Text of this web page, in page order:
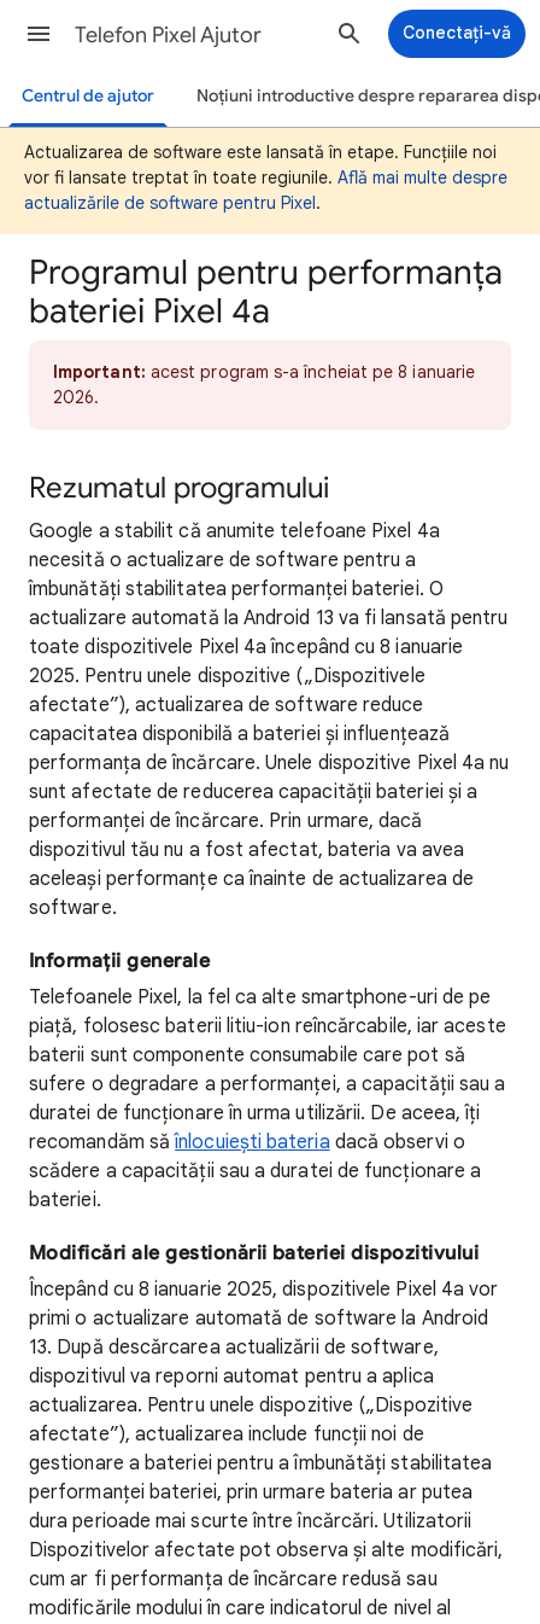
Telefon Pixel Ajutor Conectați-vă
Centrul de ajutor Noțiuni introductive despre repararea
Actualizarea de software este lansată în etape. Funcțiile noi
vor fi lansate treptat în toate regiunile. Află mai multe despre
actualizările de software pentru Pixel.
Programul pentru performanța
bateriei Pixel 4a
Important: acest program s-a încheiat pe 8 ianuarie
2026.
Rezumatul programului
Google a stabilit că anumite telefoane Pixel 4a
necesită o actualizare de software pentru a
îmbunătăți stabilitatea performanței bateriei. O
actualizare automată la Android 13 va fi lansată pentru
toate dispozitivele Pixel 4a începând cu 8 ianuarie
2025. Pentru unele dispozitive („Dispozitivele
afectate”), actualizarea de software reduce
capacitatea disponibilă a bateriei și influențează
performanța de încărcare. Unele dispozitive Pixel 4a nu
sunt afectate de reducerea capacității bateriei și a
performanței de încărcare. Prin urmare, dacă
dispozitivul tău nu a fost afectat, bateria va avea
aceleași performanțe ca înainte de actualizarea de
software.
Informații generale
Telefoanele Pixel, la fel ca alte smartphone-uri de pe
piață, folosesc baterii litiu-ion reîncărcabile, iar aceste
baterii sunt componente consumabile care pot să
sufere o degradare a performanței, a capacității sau a
duratei de funcționare în urma utilizării. De aceea, îți
recomandăm săînlocuiești bateria dacă observi o
scădere a capacității sau a duratei de funcționare a
bateriei.
Modificări ale gestionării bateriei dispozitivului
Începând cu 8 ianuarie 2025, dispozitivele Pixel 4a vor
primi o actualizare automată de software la Android
13. După descărcarea actualizării de software,
dispozitivul va reporni automat pentru a aplica
actualizarea. Pentru unele dispozitive („Dispozitive
afectate”), actualizarea include funcții noi de
gestionare a bateriei pentru a îmbunătăți stabilitatea
performanței bateriei, prin urmare bateria ar putea
dura perioade mai scurte între încărcări. Utilizatorii
Dispozitivelor afectate pot observa și alte modificări,
cum ar fi performanța de încărcare redusă sau
modificările modului în care indicatorul de nivel al